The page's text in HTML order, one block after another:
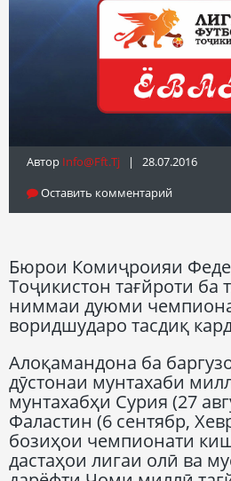
Автор Info@fft.tj | 28.07.2016
Оставить комментарий
Бюрои Комиҷроияи
Тоҷикистон тағйроти ба
ниммаи дуюми
воридшударо тасдиқ
Алоқамандона ба
дӯстонаи мунтахаби
мунтахабҳи Сурия (27
Фаластин (6 сентябр,
бозиҳои чемпионати
дастаҳои лигаи олӣ ва